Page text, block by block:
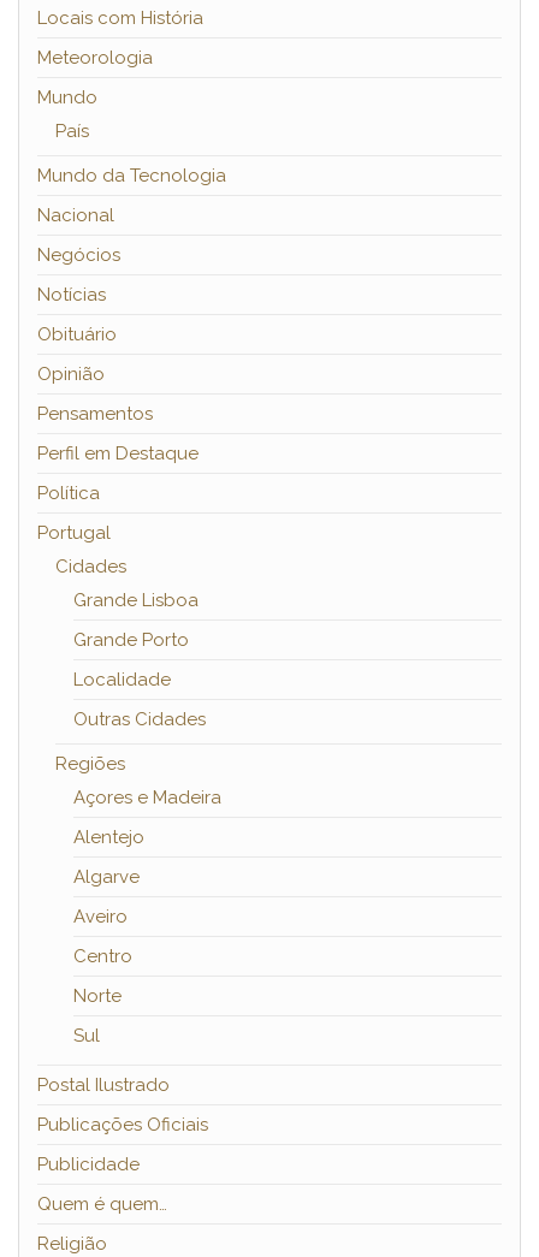
Locais com História
Meteorologia
Mundo
País
Mundo da Tecnologia
Nacional
Negócios
Notícias
Obituário
Opinião
Pensamentos
Perfil em Destaque
Política
Portugal
Cidades
Grande Lisboa
Grande Porto
Localidade
Outras Cidades
Regiões
Açores e Madeira
Alentejo
Algarve
Aveiro
Centro
Norte
Sul
Postal Ilustrado
Publicações Oficiais
Publicidade
Quem é quem…
Religião